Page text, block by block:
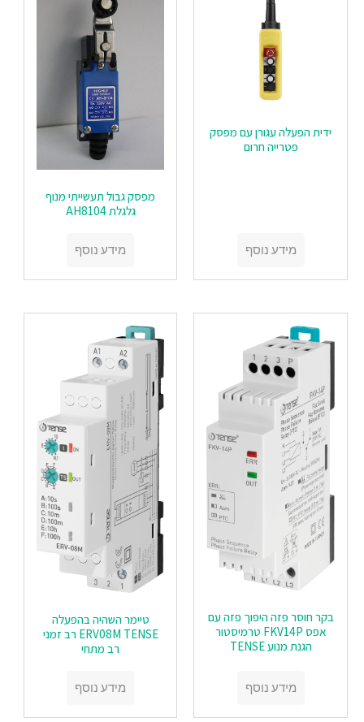
ידית הפעלה עגורן עם מפסק
פטרייה חרום
מידע נוסף
מפסק גבול תעשייתי מנוף
גלגלת AH8104
מידע נוסף
בקר חוסר פזה היפוך פזה עם
אפס FKV14P טרמיסטור
הגנת מנוע TENSE
מידע נוסף
טיימר השהיה בהפעלה
ERV08M TENSE רב זמני
רב מתחי
מידע נוסף